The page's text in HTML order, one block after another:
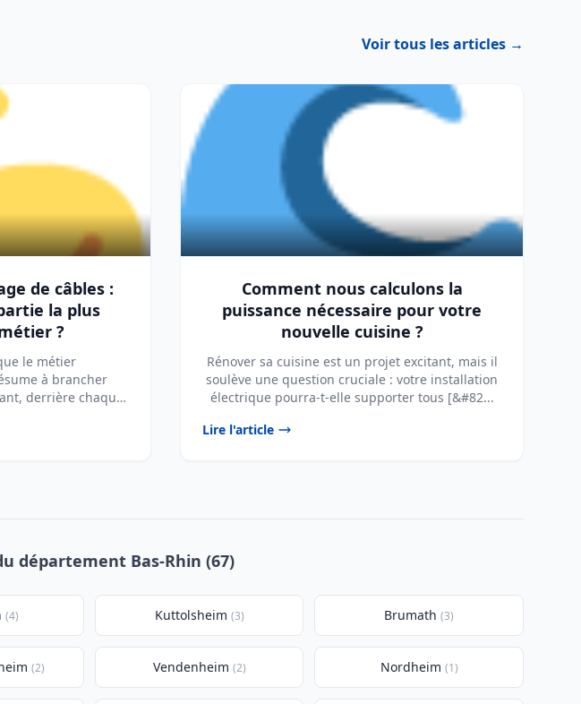
Voir tous les articles →
de câbles :
la plus
?
le métier
à brancher
derrière chaque
Comment nous calculons la
puissance nécessaire pour votre
nouvelle cuisine ?
Rénover sa cuisine est un projet excitant, mais il
soulève une question cruciale : votre installation
électrique pourra-t-elle supporter tous [&#82...
Lire l'article
département Bas-Rhin (67)
(4) Kuttolsheim (3) Brumath (3)
(2) Vendenheim (2) Nordheim (1)